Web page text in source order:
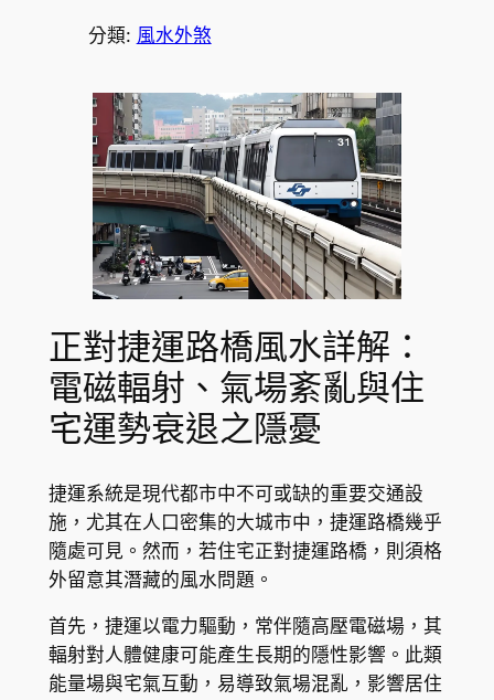
分類: 風水外煞
正對捷運路橋風水詳解：
電磁輻射、氣場紊亂與住
宅運勢衰退之隱憂
捷運系統是現代都市中不可或缺的重要交通設
施，尤其在人口密集的大城市中，捷運路橋幾乎
隨處可見。然而，若住宅正對捷運路橋，則須格
外留意其潛藏的風水問題。
首先，捷運以電力驅動，常伴隨高壓電磁場，其
輻射對人體健康可能產生長期的隱性影響。此類
能量場與宅氣互動，易導致氣場混亂，影響居住